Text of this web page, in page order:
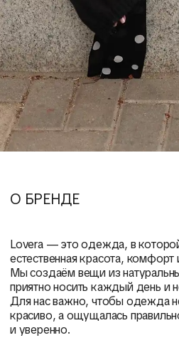
Lovera — это одежда, в
естественная красота,
Мы создаём вещи из
приятно носить каждый день и
Для нас важно, чтобы одежда
красиво, а ощущалась
и уверенно.
О БРЕНДЕ